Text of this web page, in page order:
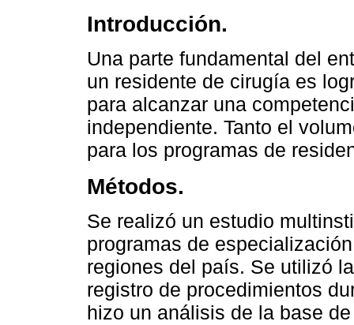
Introducción.
Una parte fundamental del
un residente de cirugía es
para alcanzar una
independiente. Tanto el
para los programas de
Métodos.
Se realizó un estudio
programas de
regiones del país. Se utilizó
registro de procedimientos
hizo un análisis de la base